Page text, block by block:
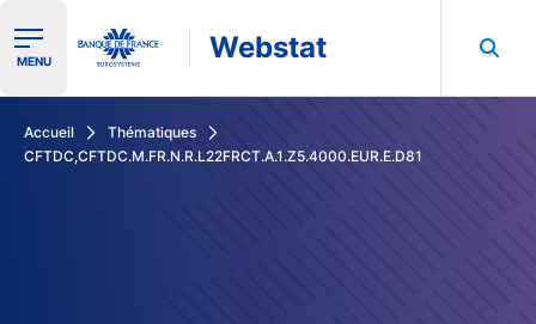
Ouvrir le menu de navigation
MENU Webstat
Accueil
Thématiques
CFTDC,CFTDC.M.FR.N.R.L22FRCT.A.1.Z5.4000.EUR.E.D81